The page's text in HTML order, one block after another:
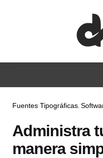
Fuentes Tipográficas
Administra
manera